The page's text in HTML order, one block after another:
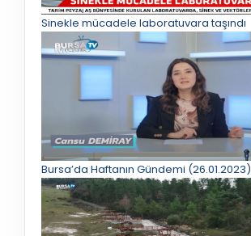
Sinekle mücadele laboratuvara taşındı
Bursa’da Haftanın Gündemi (26.01.2023)